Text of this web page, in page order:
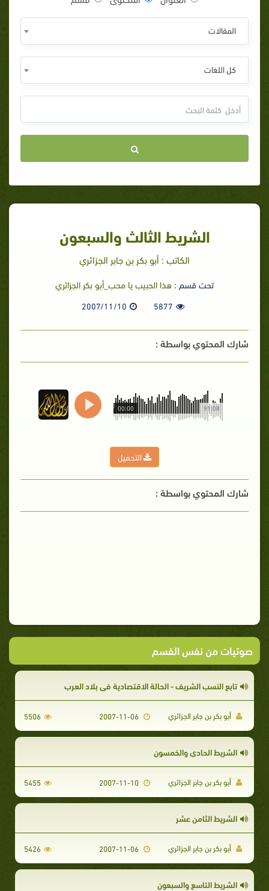
المقالات
كل اللغات
الشريط الثالث والسبعون
الكاتب : أبو بكر بن جابر الجزائري
تحت قسم : هذا الحبيب يا محب_أبو بكر الجزائري
5877
2007/11/10
شارك المحتوي بواسطة :
91:08
00:00
التحميل
شارك المحتوي بواسطة :
صوتيات من نفس القسم
تابع النسب الشريف - الحالة الاقتصادية في بلاد العرب
أبو بكر بن جابر الجزائري 5506
الشريط الحادي والخمسون
أبو بكر بن جابر الجزائري 5455
الشريط الثامن عشر
أبو بكر بن جابر الجزائري 5426
الشريط التاسع والسبعون